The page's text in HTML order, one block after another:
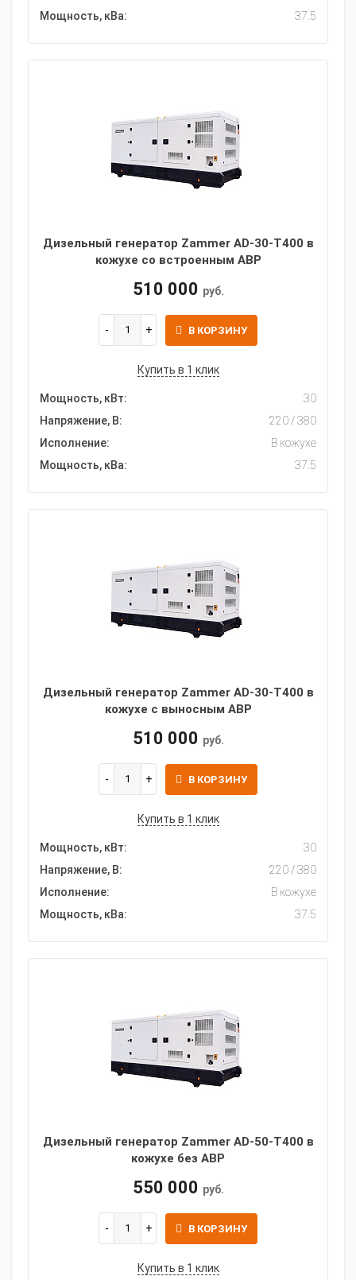
Мощность, кВа: 37.5
Дизельный генератор Zammer AD-30-Т400 в
кожухе со встроенным АВР
510 000 руб.
В КОРЗИНУ
Купить в 1 клик
Мощность, кВт:
30
Напряжение, В:
220 / 380
Исполнение:
В кожухе
Мощность, кВа:
37.5
Дизельный генератор Zammer AD-30-Т400 в
кожухе с выносным АВР
510 000 руб.
В КОРЗИНУ
Купить в 1 клик
Мощность, кВт:
30
Напряжение, В:
220 / 380
Исполнение:
В кожухе
Мощность, кВа:
37.5
Дизельный генератор Zammer AD-50-Т400 в
кожухе без АВР
550 000 руб.
В КОРЗИНУ
Купить в 1 клик